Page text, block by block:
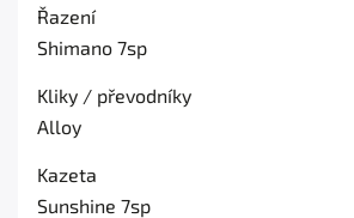
Řazení
Shimano 7sp
Kliky / převodníky
Alloy
Kazeta
Sunshine 7sp